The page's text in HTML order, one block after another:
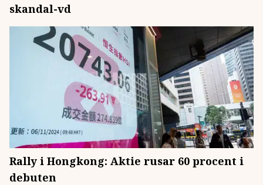
skandal-vd
Rally i Hongkong: Aktie rusar 60 procent i
debuten